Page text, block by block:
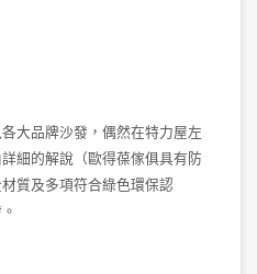
大品牌沙發，偶然在特力屋左
細的解說（歐得葆傢俱具有防
質及多項符合綠色環保認